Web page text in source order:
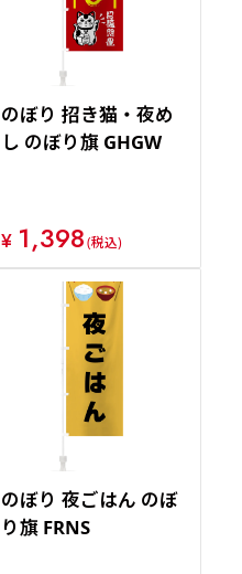
のぼり 招き猫・夜め
し のぼり旗 GHGW
¥ 1,398(税込)
のぼり 夜ごはん のぼ
り旗 FRNS